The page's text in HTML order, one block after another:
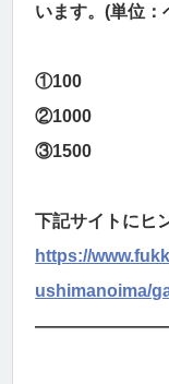
います。(単位：
①100
②1000
③1500
下記サイトにヒ
https://
ushimanoima/